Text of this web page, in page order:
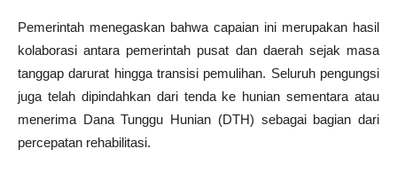
Pemerintah menegaskan bahwa capaian ini merupakan hasil
kolaborasi antara pemerintah pusat dan daerah sejak masa
tanggap darurat hingga transisi pemulihan. Seluruh pengungsi
juga telah dipindahkan dari tenda ke hunian sementara atau
menerima Dana Tunggu Hunian (DTH) sebagai bagian dari
percepatan rehabilitasi.